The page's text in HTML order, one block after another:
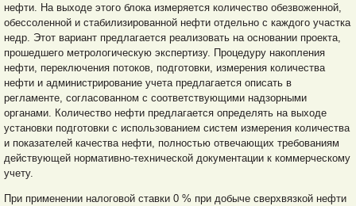
нефти. На выходе этого блока измеряется количество обезвоженной,
обессоленной и стабилизированной нефти отдельно с каждого участка
недр. Этот вариант предлагается реализовать на основании проекта,
прошедшего метрологическую экспертизу. Процедуру накопления
нефти, переключения потоков, подготовки, измерения количества
нефти и администрирование учета предлагается описать в
регламенте, согласованном с соответствующими надзорными
органами. Количество нефти предлагается определять на выходе
установки подготовки с использованием систем измерения количества
и показателей качества нефти, полностью отвечающих требованиям
действующей нормативно-технической документации к коммерческому
учету.
При применении налоговой ставки 0 % при добыче сверхвязкой нефти